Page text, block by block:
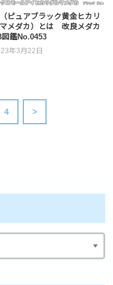
ピュアブラック黄金ヒカリ
メダカ）とは 改良メダカ
図鑑No.0453
年3月22日
4 >